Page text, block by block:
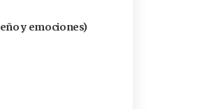
y emociones)